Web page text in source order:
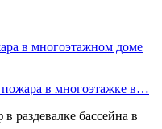
в многоэтажном доме
пожара в многоэтажке в…